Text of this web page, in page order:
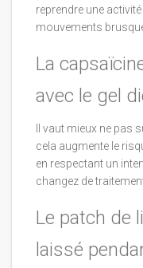
reprendre une
mouvements
La
avec le gel
Il vaut mieux ne
cela augmente le
en respectant un
changez de
Le patch de
laissé